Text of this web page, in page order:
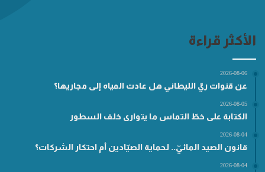
الأكثر قراءة
2026-08-06
عن قنوات ريّ الليطاني هل عادت المياه إلى مجاريها؟
2026-08-05
الكتابة على خطّ التماس ما يتوارى خلف السطور
2026-08-04
قانون الصيد المائيّ.. لحماية الصيّادين أم احتكار الشركات؟
2026-08-04